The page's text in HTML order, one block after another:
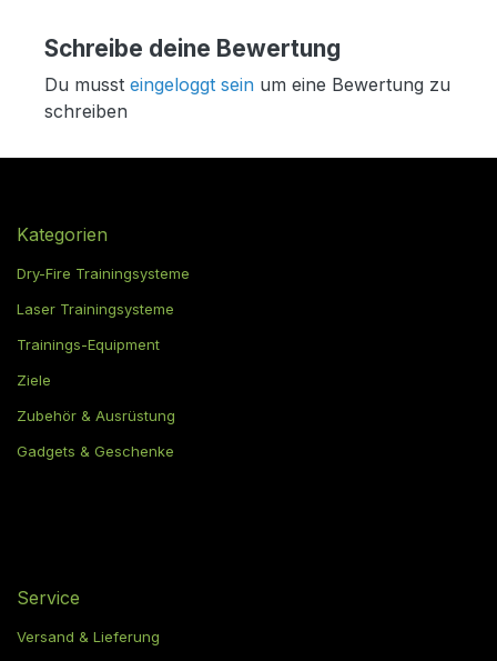
Schreibe deine Bewertung
Du musst eingeloggt sein um eine Bewertung zu
schreiben
Kategorien
Dry-Fire Trainingsysteme
Laser Trainingsysteme
Trainings-Equipment
Ziele
Zubehör & Ausrüstung
Gadgets & Geschenke
Service
Versand & Lieferung